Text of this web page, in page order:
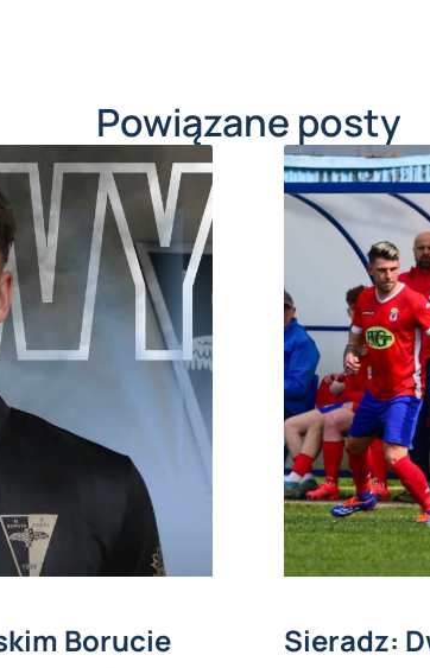
Powiązane posty
Borucie Sieradz: